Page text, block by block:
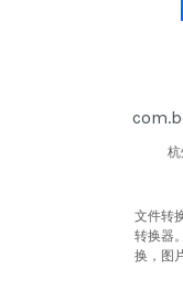
杭
文件转
转换器
换，图